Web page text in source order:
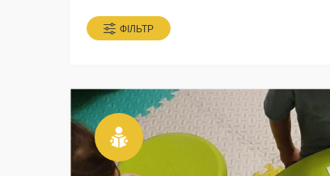
ФІЛЬТР